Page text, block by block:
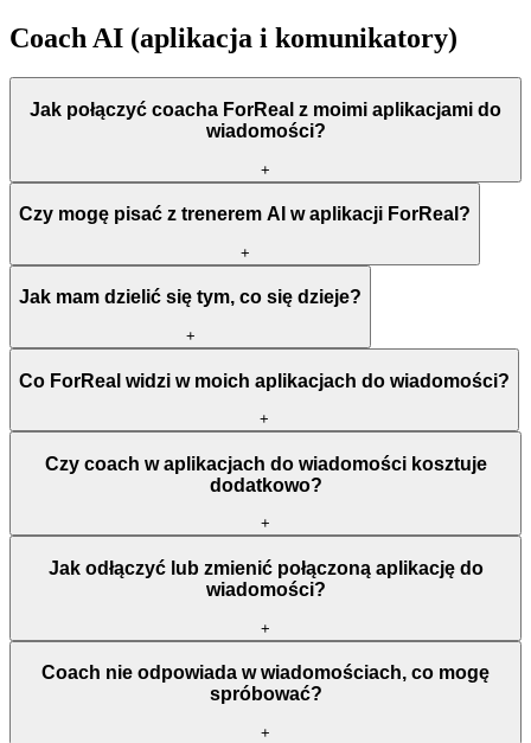
Coach AI (aplikacja i komunikatory)
Jak połączyć coacha ForReal z moimi aplikacjami do
wiadomości?
+
Czy mogę pisać z trenerem AI w aplikacji ForReal?
+
Jak mam dzielić się tym, co się dzieje?
+
Co ForReal widzi w moich aplikacjach do wiadomości?
+
Czy coach w aplikacjach do wiadomości kosztuje
dodatkowo?
+
Jak odłączyć lub zmienić połączoną aplikację do
wiadomości?
+
Coach nie odpowiada w wiadomościach, co mogę
spróbować?
+